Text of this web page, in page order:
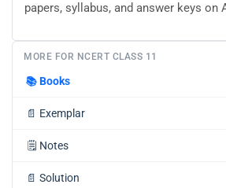
papers, syllabus, and answer keys on
MORE FOR NCERT CLASS 11
📚Books
📄 Exemplar
🗒️ Notes
📄 Solution